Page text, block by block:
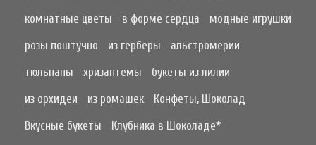
комнатные цветы
в форме сердца
модные игрушки
розы поштучно
из герберы
альстромерии
тюльпаны
хризантемы
букеты из лилии
из орхидеи
из ромашек
Конфеты, Шоколад
Вкусные букеты
Клубника в Шоколаде*